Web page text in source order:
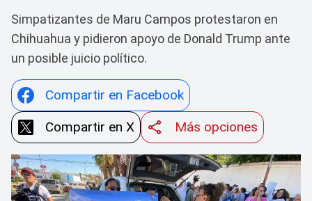
Simpatizantes de Maru Campos protestaron en
Chihuahua y pidieron apoyo de Donald Trump ante
un posible juicio político.
Compartir en Facebook
Compartir en X
Más opciones